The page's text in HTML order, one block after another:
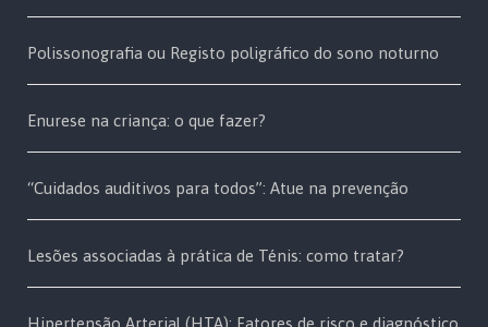
Polissonografia ou Registo poligráfico do sono noturno
Enurese na criança: o que fazer?
“Cuidados auditivos para todos”: Atue na prevenção
Lesões associadas à prática de Ténis: como tratar?
Hipertensão Arterial (HTA): Fatores de risco e diagnóstico